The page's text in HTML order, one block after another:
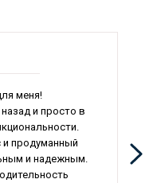
меня!
и просто в
продуманный
и надежным.